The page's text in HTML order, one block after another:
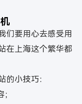
们要用心去感受用
在上海这个繁华都
的小技巧：